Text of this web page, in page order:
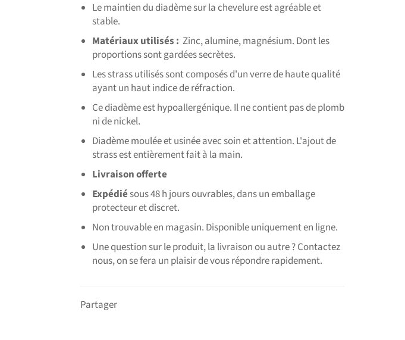
Le maintien du diadème sur la chevelure est agréable et
stable.
Matériaux utilisés : Zinc, alumine, magnésium. Dont les
proportions sont gardées secrètes.
Les strass utilisés sont composés d'un verre de haute qualité
ayant un haut indice de réfraction.
Ce diadème est hypoallergénique. Il ne contient pas de plomb
ni de nickel.
Diadème moulée et usinée avec soin et attention. L'ajout de
strass est entièrement fait à la main.
Livraison offerte
Expédiésous 48 h jours ouvrables, dans un emballage
protecteur et discret.
Non trouvable en magasin. Disponible uniquement en ligne.
Une question sur le produit, la livraison ou autre ? Contactez
nous, on se fera un plaisir de vous répondre rapidement.
Partager